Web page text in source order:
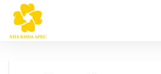
Chuyển
đến
nội